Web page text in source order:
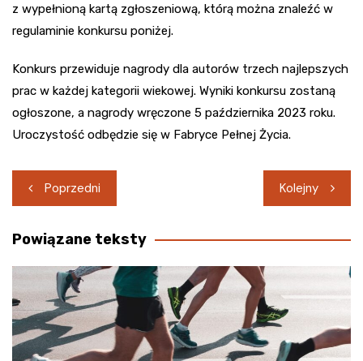
z wypełnioną kartą zgłoszeniową, którą można znaleźć w
regulaminie konkursu poniżej.
Konkurs przewiduje nagrody dla autorów trzech najlepszych
prac w każdej kategorii wiekowej. Wyniki konkursu zostaną
ogłoszone, a nagrody wręczone 5 października 2023 roku.
Uroczystość odbędzie się w Fabryce Pełnej Życia.
Nawigacja
wpisu
Poprzedni Kolejny
Powiązane teksty